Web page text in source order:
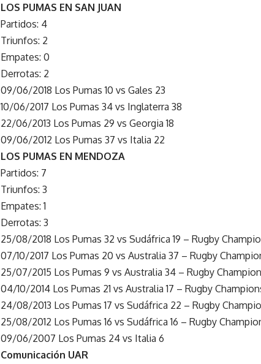
LOS PUMAS EN SAN JUAN
Partidos: 4
Triunfos: 2
Empates: 0
Derrotas: 2
09/06/2018 Los Pumas 10 vs Gales 23
10/06/2017 Los Pumas 34 vs Inglaterra 38
22/06/2013 Los Pumas 29 vs Georgia 18
09/06/2012 Los Pumas 37 vs Italia 22
LOS PUMAS EN MENDOZA
Partidos: 7
Triunfos: 3
Empates: 1
Derrotas: 3
25/08/2018 Los Pumas 32 vs Sudáfrica 19 – Rugby
07/10/2017 Los Pumas 20 vs Australia 37 – Rugby
25/07/2015 Los Pumas 9 vs Australia 34 – Rugby
04/10/2014 Los Pumas 21 vs Australia 17 – Rugby
24/08/2013 Los Pumas 17 vs Sudáfrica 22 – Rugby
25/08/2012 Los Pumas 16 vs Sudáfrica 16 – Rugby
09/06/2007 Los Pumas 24 vs Italia 6
Comunicación UAR